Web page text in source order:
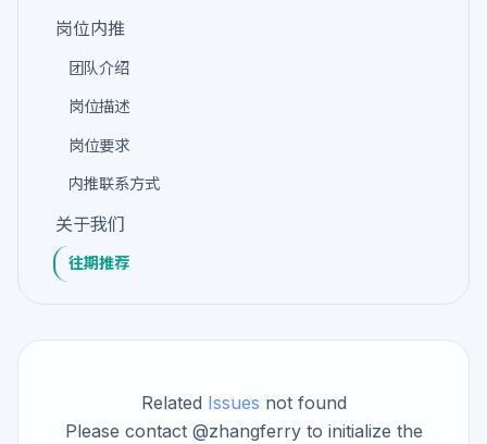
岗位内推
团队介绍
岗位描述
岗位要求
内推联系方式
关于我们
往期推荐
Related Issues not found
Please contact @zhangferry to initialize the